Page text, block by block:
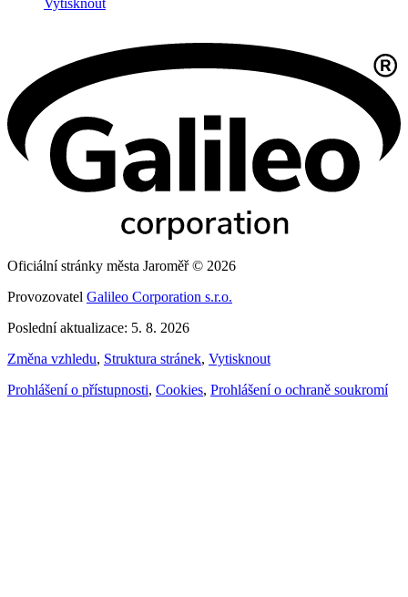
Oficiální stránky města Jaroměř © 2026
Provozovatel Galileo Corporation s.r.o.
Poslední aktualizace: 5. 8. 2026
Změna vzhledu, Struktura stránek, Vytisknout
Prohlášení o přístupnosti, Cookies, Prohlášení o ochraně soukromí